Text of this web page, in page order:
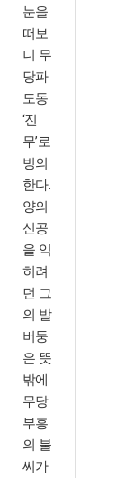
눈을
떠보
니 무
당파
도동
‘진
무’로
빙의
한다.
양의
신공
을 익
히려
던 그
의 발
버둥
은 뜻
밖에
무당
부흥
의 불
씨가